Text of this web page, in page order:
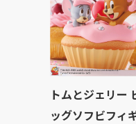
トムとジェリー
ッグソフビフィ